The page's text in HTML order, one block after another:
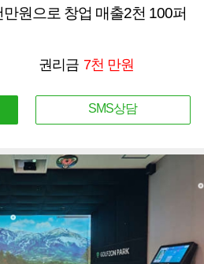
원으로 창업 매출2천 100퍼
권리금 7천 만원
SMS상담